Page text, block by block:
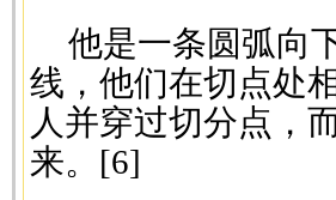
他是一条圆弧向
线，他们在切点处
人并穿过切分点，
来。[6]